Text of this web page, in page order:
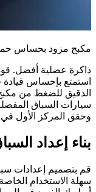
مكبح مزود بحساس
ذاكرة عضلية أفضل. قوة
استمتع بإحساس
الدقيق للضغط من
سيارات السباق
وحقق المركز الأول
بناء إعداد
سهلة الاستخدام